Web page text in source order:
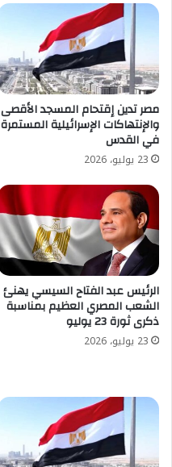
مصر تدين إقتحام المسجد الأقصى
والإنتهاكات الإسرائيلية المستمرة
في القدس
23 يوليو، 2026
الرئيس عبد الفتاح السيسي يهنئ
الشعب المصري العظيم بمناسبة
ذكرى ثورة 23 يوليو
23 يوليو، 2026